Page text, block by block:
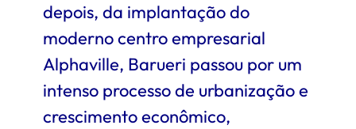
depois, da implantação do
moderno centro empresarial
Alphaville, Barueri passou por um
intenso processo de urbanização e
crescimento econômico,